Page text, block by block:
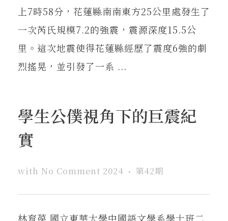
上7時58分，花蓮縣南南東方25公里處發生了
一次芮氏規模7.2的強震，震源深度15.5公
里。這次地震使得花蓮縣經歷了震度6強的劇
烈搖晃，並引發了一系 ...
學生公僕視角下的巨震紀
實
with No Comment 2024 第42期
林育葆 國立東華大學中國語文學系學士班二